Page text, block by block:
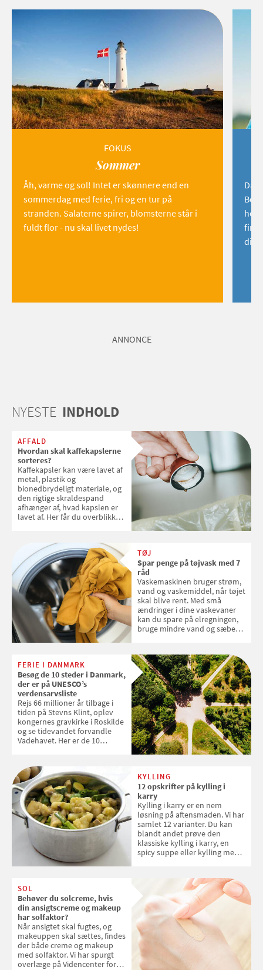
FOKUS
Sommer
Åh, varme og sol! Intet er skønnere end en
sommerdag med ferie, fri og en tur på
stranden. Salaterne spirer, blomsterne står i
fuldt flor - nu skal livet nydes!
find
dig!
ANNONCE
NYESTE INDHOLD
AFFALD
Hvordan skal kaffekapslerne
sorteres?
Kaffekapsler kan være lavet af
metal, plastik og
bionedbrydeligt materiale, og
den rigtige skraldespand
afhænger af, hvad kapslen er
lavet af. Her får du overblikket
TØJ
Spar penge på tøjvask med 7
råd
Vaskemaskinen bruger strøm,
vand og vaskemiddel, når tøjet
skal blive rent. Med små
ændringer i dine vaskevaner
kan du spare på elregningen,
bruge mindre vand og sæbe
enkle råd til at spare penge på
tøjvasken
FERIE I DANMARK
Besøg de 10 steder i Danmark,
der er på UNESCO’s
verdensarvsliste
Rejs 66 millioner år tilbage i
tiden på Stevns Klint, oplev
kongernes gravkirke i Roskilde
og se tidevandet forvandle
Vadehavet. Her er de 10
KYLLING
12 opskrifter på kylling i
karry
Kylling i karry er en nem
løsning på aftensmaden. Vi har
samlet 12 varianter. Du kan
blandt andet prøve den
klassiske kylling i karry, en
spicy suppe eller kylling med
SOL
Behøver du solcreme, hvis
din ansigtscreme og makeup
har solfaktor?
Når ansigtet skal fugtes, og
makeuppen skal sættes, findes
der både creme og makeup
med solfaktor. Vi har spurgt
overlæge på Videncenter for